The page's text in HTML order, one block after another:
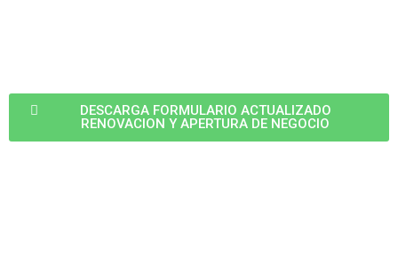
DESCARGA FORMULARIO ACTUALIZADO
RENOVACION Y APERTURA DE NEGOCIO